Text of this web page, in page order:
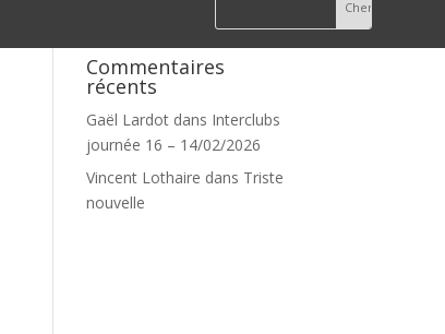
Commentaires
récents
Gaël Lardot dans Interclubs
journée 16 – 14/02/2026
Vincent Lothaire dans Triste
nouvelle